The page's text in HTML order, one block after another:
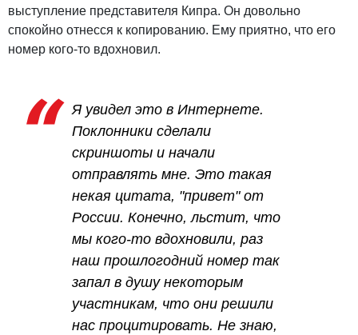
выступление представителя Кипра. Он довольно
спокойно отнесся к копированию. Ему приятно, что его
номер кого-то вдохновил.
Я увидел это в Интернете.
Поклонники сделали
скриншоты и начали
отправлять мне. Это такая
некая цитата, "привет" от
России. Конечно, льстит, что
мы кого-то вдохновили, раз
наш прошлогодний номер так
запал в душу некоторым
участникам, что они решили
нас процитировать. Не знаю,